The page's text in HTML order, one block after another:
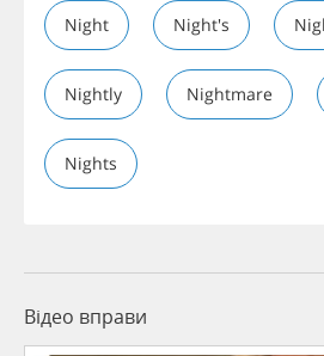
Night Night's
Nightly Nightmare
Nights
Відео вправи